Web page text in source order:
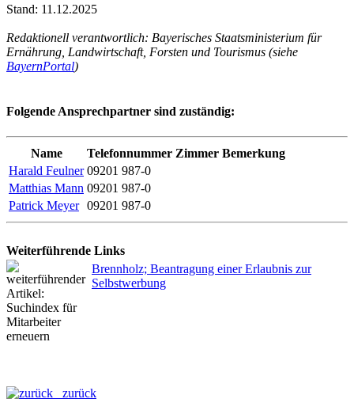
Stand: 11.12.2025
Redaktionell verantwortlich: Bayerisches Staatsministerium für
Ernährung, Landwirtschaft, Forsten und Tourismus (siehe
BayernPortal)
Folgende Ansprechpartner sind zuständig:
Name Telefonnummer Zimmer Bemerkung
Harald Feulner 09201 987-0
Matthias Mann 09201 987-0
Patrick Meyer 09201 987-0
Weiterführende Links
Brennholz; Beantragung einer Erlaubnis zur
Selbstwerbung
zurück